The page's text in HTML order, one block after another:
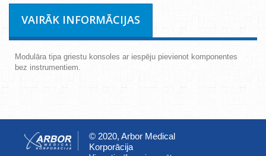
VAIRĀK INFORMĀCIJAS
Modulāra tipa griestu konsoles ar iespēju pievienot komponentes
bez instrumentiem.
© 2020, Arbor Medical
Korporācija